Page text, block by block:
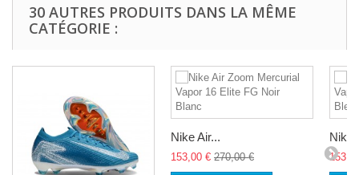
30 AUTRES PRODUITS DANS LA MÊME
CATÉGORIE :
Nike Air...
153,00 € 270,00 €
Nike